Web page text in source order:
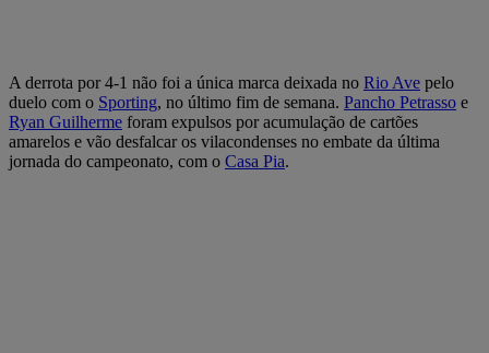
A derrota por 4-1 não foi a única marca deixada no Rio Ave pelo
duelo com o Sporting, no último fim de semana. Pancho Petrasso e
Ryan Guilherme foram expulsos por acumulação de cartões
amarelos e vão desfalcar os vilacondenses no embate da última
jornada do campeonato, com o Casa Pia.